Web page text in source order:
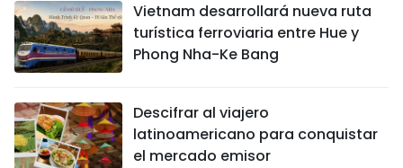
Vietnam desarrollará nueva ruta
turística ferroviaria entre Hue y
Phong Nha-Ke Bang
Descifrar al viajero
latinoamericano para conquistar
el mercado emisor